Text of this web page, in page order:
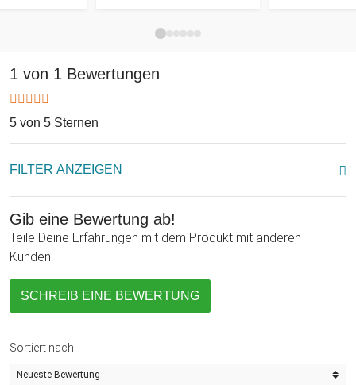
1 von 1 Bewertungen
5 von 5 Sternen
FILTER ANZEIGEN
Gib eine Bewertung ab!
Teile Deine Erfahrungen mit dem Produkt mit anderen
Kunden.
SCHREIB EINE BEWERTUNG
Sortiert nach